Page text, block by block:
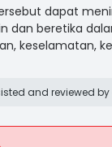
dapat
dan beretika
keselamatan,
and reviewed